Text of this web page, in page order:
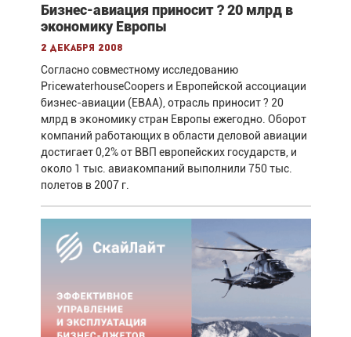
Бизнес-авиация приносит ? 20 млрд в
экономику Европы
2 декабря 2008
Согласно совместному исследованию
PricewaterhouseCoopers и Европейской ассоциации
бизнес-авиации (EBAA), отрасль приносит ? 20
млрд в экономику стран Европы ежегодно. Оборот
компаний работающих в области деловой авиации
достигает 0,2% от ВВП европейских государств, и
около 1 тыс. авиакомпаний выполнили 750 тыс.
полетов в 2007 г.